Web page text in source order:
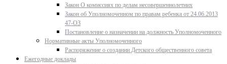
Закон О комиссиях по делам несовершеннолетних
Закон об Уполномоченном по правам ребенка от 24.06.2013
47-ОЗ
Постановление о назначении на должность Уполномоченного
Нормативные акты Уполномоченного
Распоряжение о создании Детского общественного совета
Ежегодные доклады